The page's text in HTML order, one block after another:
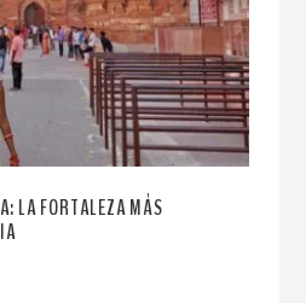
LA FORTALEZA MÁS